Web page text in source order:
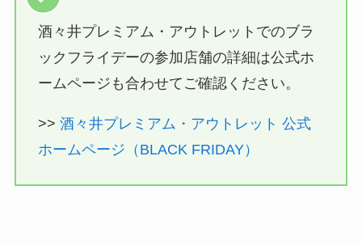
酒々井プレミアム・アウトレットでのブラ
ックフライデーの参加店舗の詳細は公式ホ
ームページも合わせてご確認ください。
>> 酒々井プレミアム・アウトレット 公式
ホームページ（BLACK FRIDAY）